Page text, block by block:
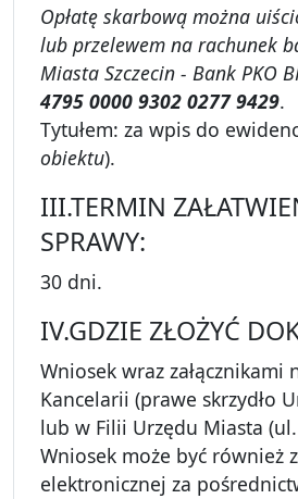
Opłatę skarbową można
lub przelewem na rachunek
Miasta Szczecin - Bank PKO
4795 0000 9302 0277 9429.
Tytułem: za wpis do
obiektu).
III.TERMIN
SPRAWY:
30 dni.
IV.GDZIE ZŁOŻYĆ
Wniosek wraz załącznikami
Kancelarii (prawe skrzydło
lub w Filii Urzędu Miasta
Wniosek może być również
elektronicznej za